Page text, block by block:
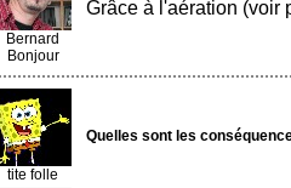
Bernard
Bonjour
Grâce à l'aération (voir
tite folle
Quelles sont les